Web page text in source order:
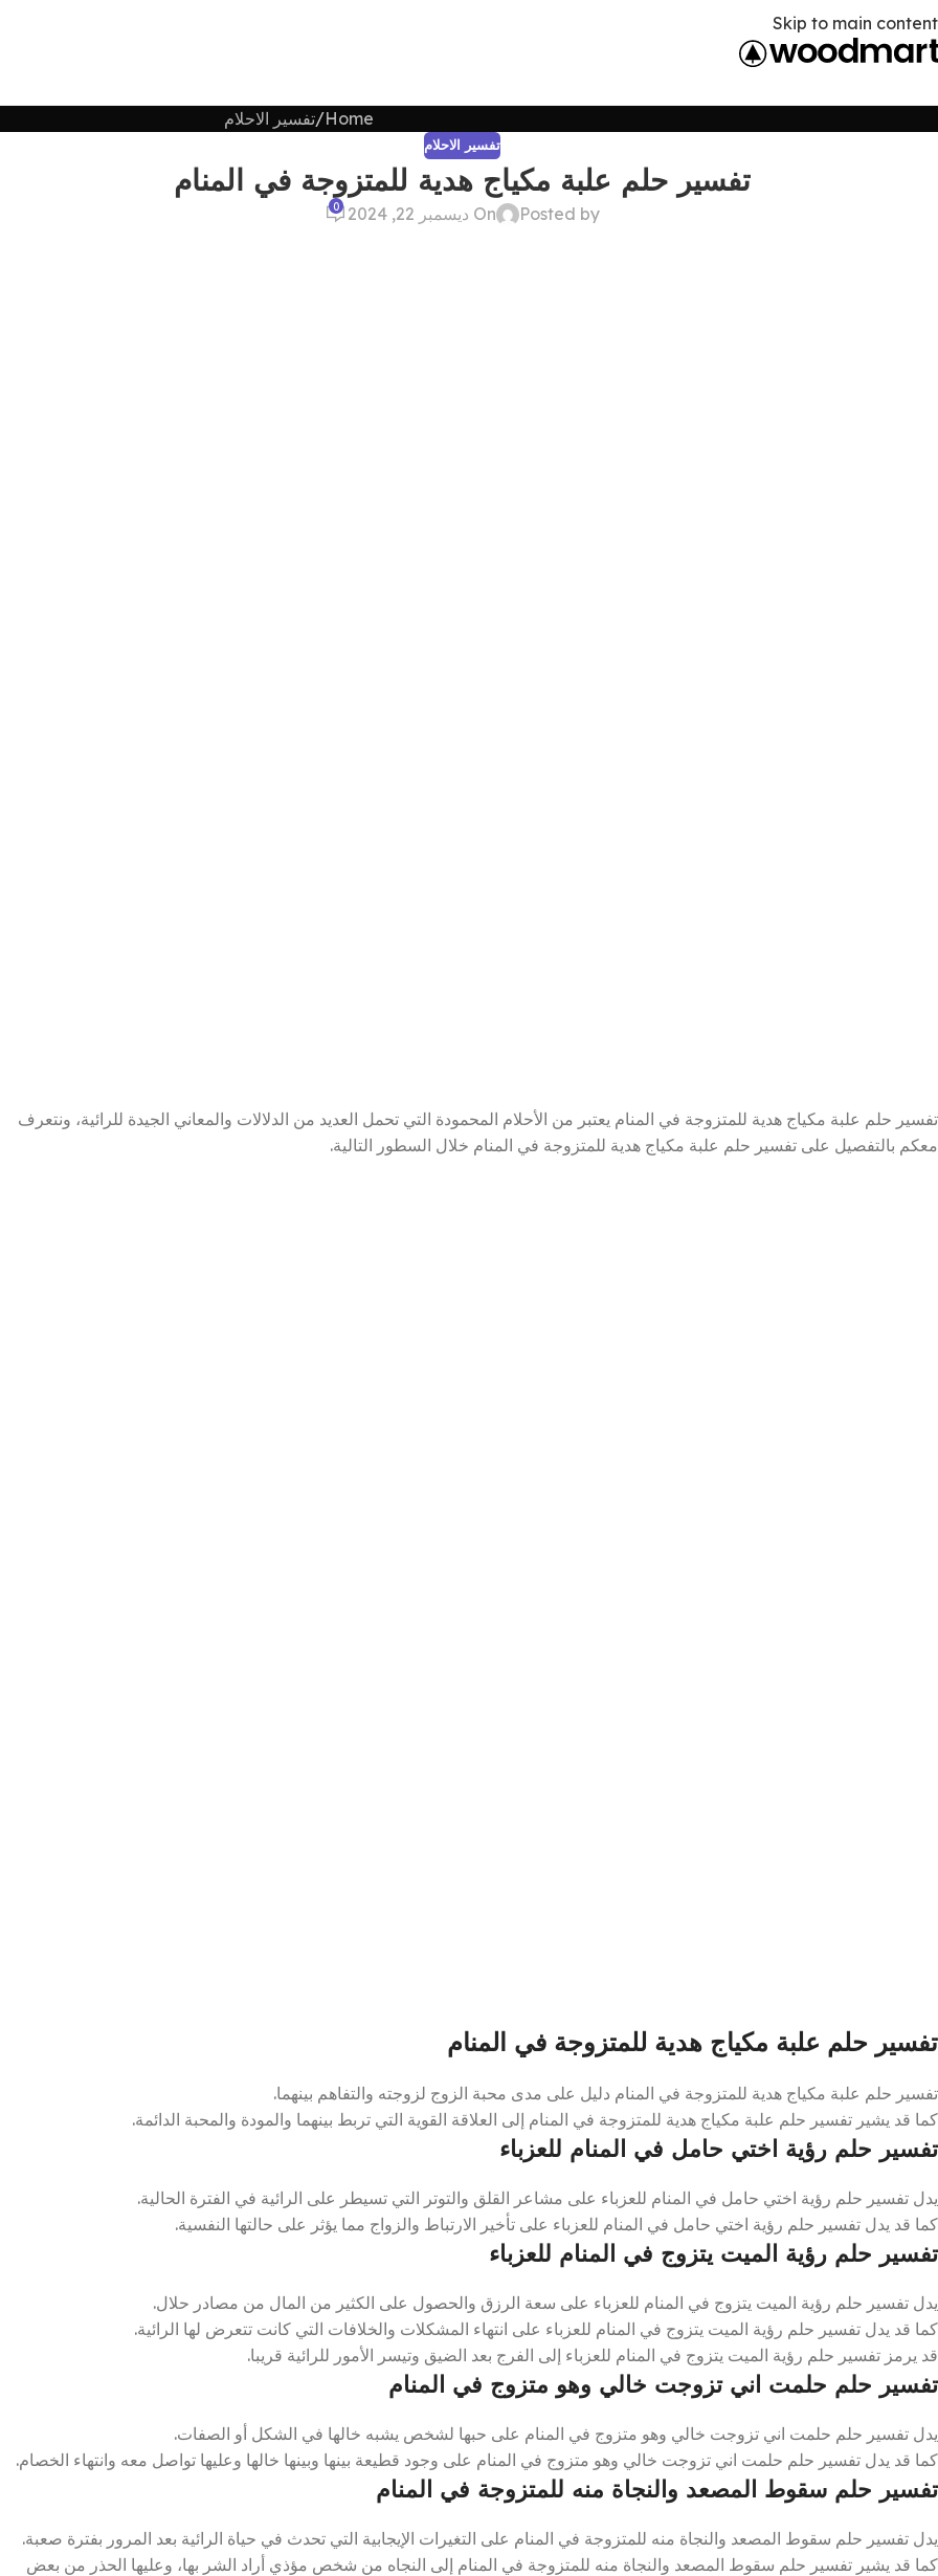
Skip to main content
Home تفسير الاحلام
تفسير الاحلام
تفسير حلم علبة مكياج هدية للمتزوجة في المنام
Posted by On ديسمبر 22, 2024 0
تفسير حلم علبة مكياج هدية للمتزوجة في المنام يعتبر من الأحلام المحمودة التي تحمل العديد من الدلالات والمعاني الجيدة للرائية، ونتعرف
معكم بالتفصيل على تفسير حلم علبة مكياج هدية للمتزوجة في المنام خلال السطور التالية.
تفسير حلم علبة مكياج هدية للمتزوجة في المنام
تفسير حلم علبة مكياج هدية للمتزوجة في المنام دليل على مدى محبة الزوج لزوجته والتفاهم بينهما.
كما قد يشير تفسير حلم علبة مكياج هدية للمتزوجة في المنام إلى العلاقة القوية التي تربط بينهما والمودة والمحبة الدائمة.
تفسير حلم رؤية اختي حامل في المنام للعزباء
يدل تفسير حلم رؤية اختي حامل في المنام للعزباء على مشاعر القلق والتوتر التي تسيطر على الرائية في الفترة الحالية.
كما قد يدل تفسير حلم رؤية اختي حامل في المنام للعزباء على تأخير الارتباط والزواج مما يؤثر على حالتها النفسية.
تفسير حلم رؤية الميت يتزوج في المنام للعزباء
يدل تفسير حلم رؤية الميت يتزوج في المنام للعزباء على سعة الرزق والحصول على الكثير من المال من مصادر حلال.
كما قد يدل تفسير حلم رؤية الميت يتزوج في المنام للعزباء على انتهاء المشكلات والخلافات التي كانت تتعرض لها الرائية.
قد يرمز تفسير حلم رؤية الميت يتزوج في المنام للعزباء إلى الفرج بعد الضيق وتيسر الأمور للرائية قريبا.
تفسير حلم حلمت اني تزوجت خالي وهو متزوج في المنام
يدل تفسير حلم حلمت اني تزوجت خالي وهو متزوج في المنام على حبها لشخص يشبه خالها في الشكل أو الصفات.
كما قد يدل تفسير حلم حلمت اني تزوجت خالي وهو متزوج في المنام على وجود قطيعة بينها وبينها خالها وعليها تواصل معه وانتهاء الخصام.
تفسير حلم سقوط المصعد والنجاة منه للمتزوجة في المنام
يدل تفسير حلم سقوط المصعد والنجاة منه للمتزوجة في المنام على التغيرات الإيجابية التي تحدث في حياة الرائية بعد المرور بفترة صعبة.
كما قد يشير تفسير حلم سقوط المصعد والنجاة منه للمتزوجة في المنام إلى النجاه من شخص مؤذي أراد الشر بها، وعليها الحذر من بعض